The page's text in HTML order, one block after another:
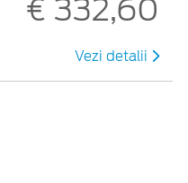
€ 332,60
Vezi detalii